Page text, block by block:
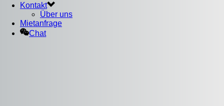
Kontakt
Über uns
Mietanfrage
Chat